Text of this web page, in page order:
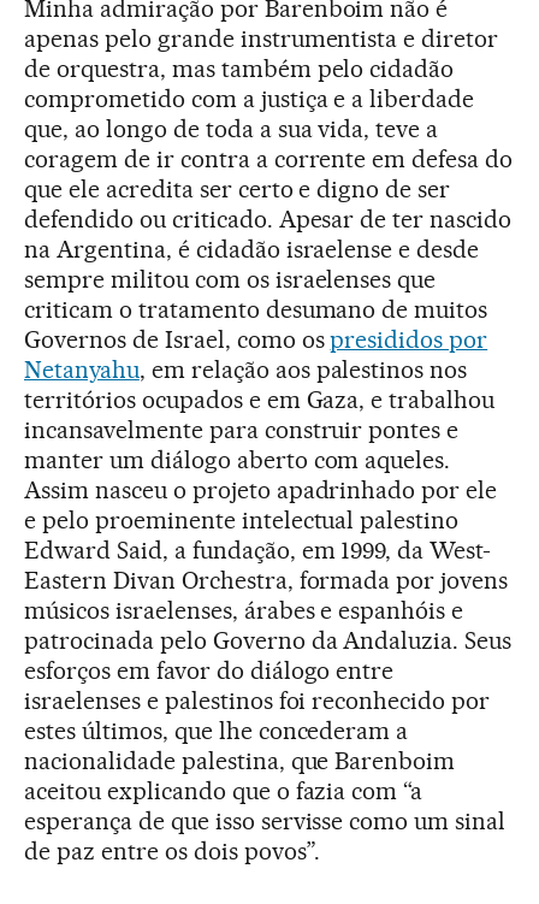
Minha admiração por Barenboim não é
apenas pelo grande instrumentista e diretor
de orquestra, mas também pelo cidadão
comprometido com a justiça e a liberdade
que, ao longo de toda a sua vida, teve a
coragem de ir contra a corrente em defesa do
que ele acredita ser certo e digno de ser
defendido ou criticado. Apesar de ter nascido
na Argentina, é cidadão israelense e desde
sempre militou com os israelenses que
criticam o tratamento desumano de muitos
Governos de Israel, como ospresididos por
Netanyahu, em relação aos palestinos nos
territórios ocupados e em Gaza, e trabalhou
incansavelmente para construir pontes e
manter um diálogo aberto com aqueles.
Assim nasceu o projeto apadrinhado por ele
e pelo proeminente intelectual palestino
Edward Said, a fundação, em 1999, da West-
Eastern Divan Orchestra, formada por jovens
músicos israelenses, árabes e espanhóis e
patrocinada pelo Governo da Andaluzia. Seus
esforços em favor do diálogo entre
israelenses e palestinos foi reconhecido por
estes últimos, que lhe concederam a
nacionalidade palestina, que Barenboim
aceitou explicando que o fazia com “a
esperança de que isso servisse como um sinal
de paz entre os dois povos”.